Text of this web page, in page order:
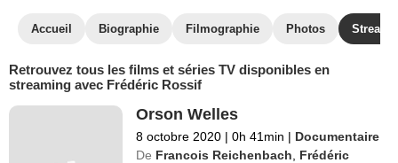
Accueil Biographie Filmographie Photos
Retrouvez tous les films et séries TV disponibles en
streaming avec Frédéric Rossif
Orson Welles
8 octobre 2020 | 0h 41min | Documentaire
De Francois Reichenbach
Frédéric